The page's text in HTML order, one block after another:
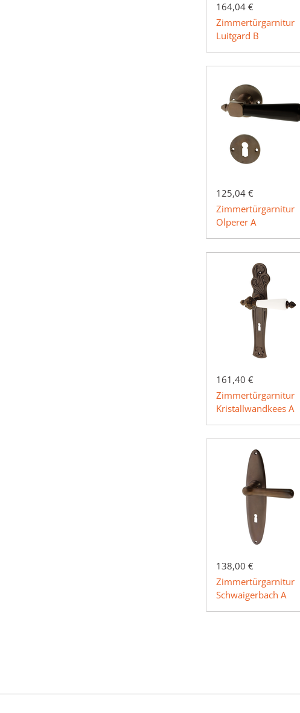
164,04 €
Zimmertürgarnitur
Luitgard B
125,04 €
Zimmertürgarnitur
Olperer A
161,40 €
Zimmertürgarnitur
Kristallwandkees A
138,00 €
Zimmertürgarnitur
Schwaigerbach A